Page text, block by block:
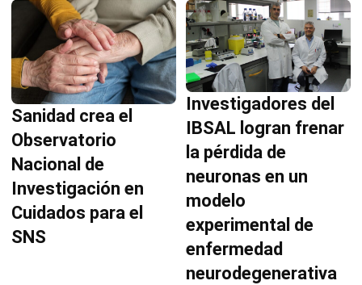
Sanidad crea el
Observatorio
Nacional de
Investigación en
Cuidados para el
SNS
Investigadores del
IBSAL logran frenar
la pérdida de
neuronas en un
modelo
experimental de
enfermedad
neurodegenerativa